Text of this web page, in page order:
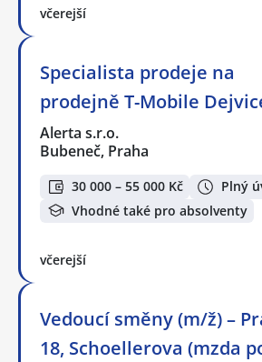
včerejší
Specialista prodeje na
prodejně T-Mobile
Alerta s.r.o.
Bubeneč, Praha
30 000 – 55 000 Kč
Plný
Vhodné také pro absolventy
včerejší
Vedoucí směny (m/ž) –
18, Schoellerova (mzda